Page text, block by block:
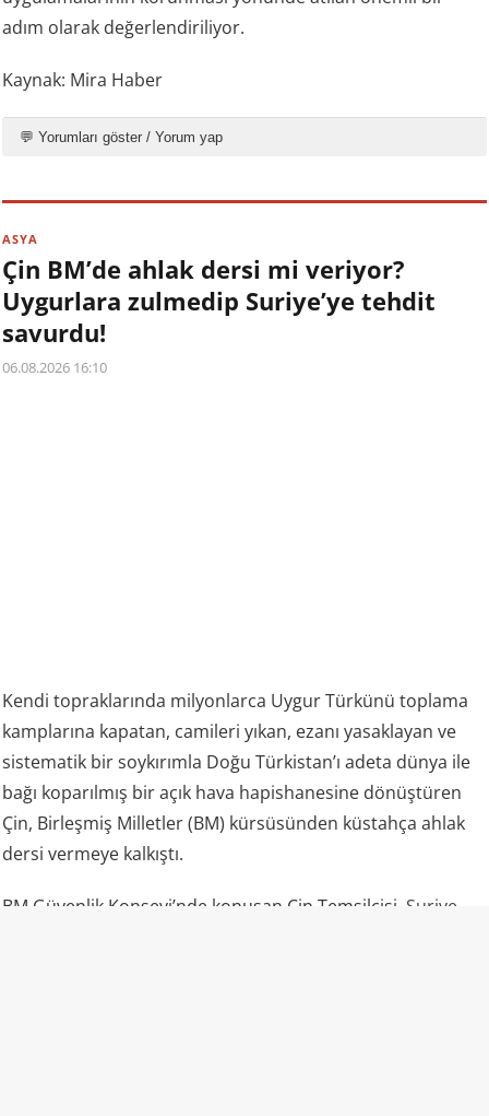
adım olarak değerlendiriliyor.
Kaynak: Mira Haber
Çin BM’de ahlak dersi mi veriyor?
Uygurlara zulmedip Suriye’ye tehdit
savurdu!
Kendi topraklarında milyonlarca Uygur Türkünü toplama
kamplarına kapatan, camileri yıkan, ezanı yasaklayan ve
sistematik bir soykırımla Doğu Türkistan’ı adeta dünya ile
bağı koparılmış bir açık hava hapishanesine dönüştüren
Çin, Birleşmiş Milletler (BM) kürsüsünden küstahça ahlak
dersi vermeye kalkıştı.
BM Güvenlik Konseyi’nde konuşan Çin Temsilcisi, Suriye